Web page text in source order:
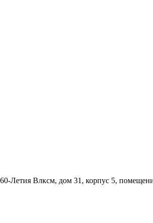
Летия Влксм, дом 31, корпус 5,